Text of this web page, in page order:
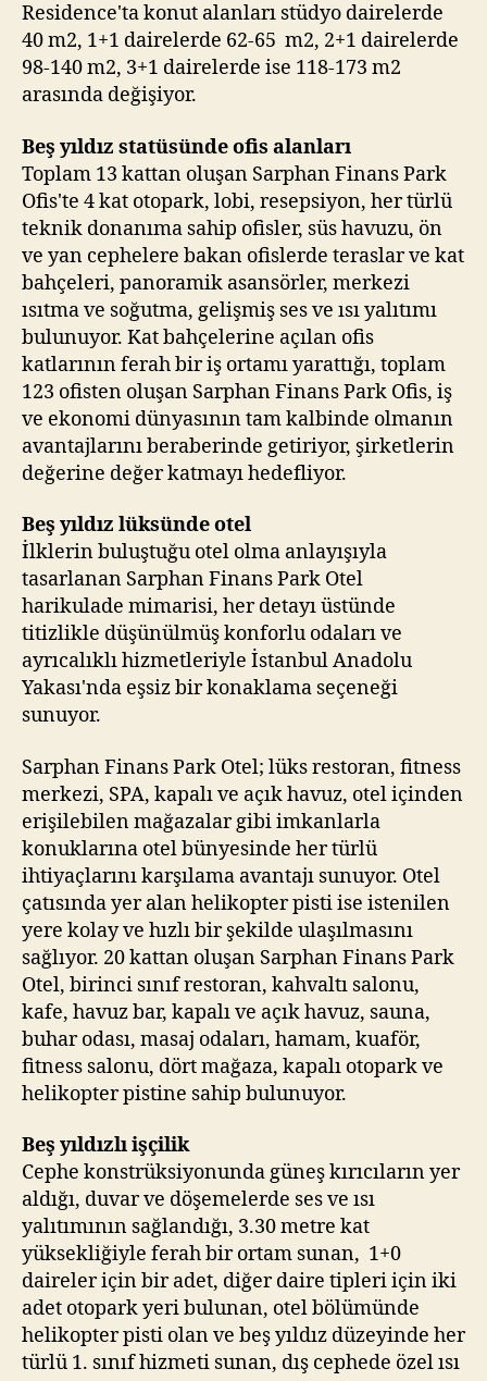
Residence'ta konut alanları stüdyo dairelerde
40 m2, 1+1 dairelerde 62-65 m2, 2+1 dairelerde
98-140 m2, 3+1 dairelerde ise 118-173 m2
arasında değişiyor.
Beş yıldız statüsünde ofis alanları
Toplam 13 kattan oluşan Sarphan Finans Park
Ofis'te 4 kat otopark, lobi, resepsiyon, her türlü
teknik donanıma sahip ofisler, süs havuzu, ön
ve yan cephelere bakan ofislerde teraslar ve kat
bahçeleri, panoramik asansörler, merkezi
ısıtma ve soğutma, gelişmiş ses ve ısı yalıtımı
bulunuyor. Kat bahçelerine açılan ofis
katlarının ferah bir iş ortamı yarattığı, toplam
123 ofisten oluşan Sarphan Finans Park Ofis, iş
ve ekonomi dünyasının tam kalbinde olmanın
avantajlarını beraberinde getiriyor, şirketlerin
değerine değer katmayı hedefliyor.
Beş yıldız lüksünde otel
İlklerin buluştuğu otel olma anlayışıyla
tasarlanan Sarphan Finans Park Otel
harikulade mimarisi, her detayı üstünde
titizlikle düşünülmüş konforlu odaları ve
ayrıcalıklı hizmetleriyle İstanbul Anadolu
Yakası'nda eşsiz bir konaklama seçeneği
sunuyor.
Sarphan Finans Park Otel; lüks restoran, fitness
merkezi, SPA, kapalı ve açık havuz, otel içinden
erişilebilen mağazalar gibi imkanlarla
konuklarına otel bünyesinde her türlü
ihtiyaçlarını karşılama avantajı sunuyor. Otel
çatısında yer alan helikopter pisti ise istenilen
yere kolay ve hızlı bir şekilde ulaşılmasını
sağlıyor. 20 kattan oluşan Sarphan Finans Park
Otel, birinci sınıf restoran, kahvaltı salonu,
kafe, havuz bar, kapalı ve açık havuz, sauna,
buhar odası, masaj odaları, hamam, kuaför,
fitness salonu, dört mağaza, kapalı otopark ve
helikopter pistine sahip bulunuyor.
Beş yıldızlı işçilik
Cephe konstrüksiyonunda güneş kırıcıların yer
aldığı, duvar ve döşemelerde ses ve ısı
yalıtımının sağlandığı, 3.30 metre kat
yüksekliğiyle ferah bir ortam sunan, 1+0
daireler için bir adet, diğer daire tipleri için iki
adet otopark yeri bulunan, otel bölümünde
helikopter pisti olan ve beş yıldız düzeyinde her
türlü 1. sınıf hizmeti sunan, dış cephede özel ısı